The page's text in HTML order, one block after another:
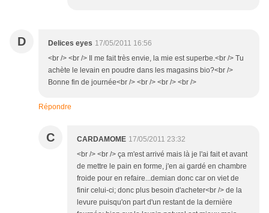
D Delices eyes 17/05/2011 16:56
<br /> <br /> Il me fait très envie, la mie est superbe.<br /> Tu
achète le levain en poudre dans les magasins bio?<br />
Bonne fin de journée<br /> <br /> <br /> <br />
Répondre
C CARDAMOME 17/05/2011 23:32
<br /> <br /> ça m'est arrivé mais là je l'ai fait et avant
de mettre le pain en forme, j'en ai gardé en chambre
froide pour en refaire...demian donc car on viet de
finir celui-ci; donc plus besoin d'acheter<br /> de la
levure puisqu'on part d'un restant de la dernière